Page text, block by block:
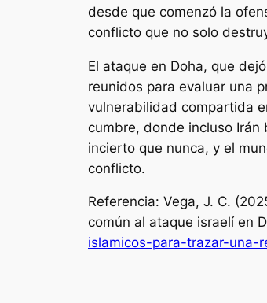
desde que comenzó la
conflicto que no solo
El ataque en Doha, que
reunidos para evaluar una
vulnerabilidad compartida
cumbre, donde incluso Irán
incierto que nunca, y el
conflicto.
Referencia: Vega, J. C.
común al ataque israelí en
islamicos-para-trazar-una-